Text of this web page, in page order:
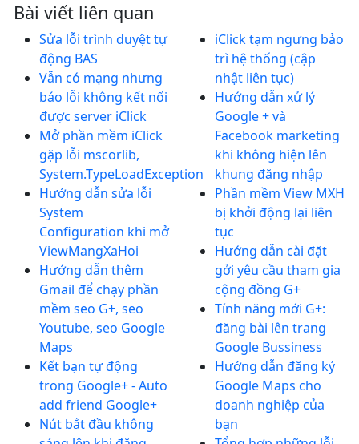
Bài viết liên quan
Sửa lỗi trình duyệt tự
động BAS
Vẫn có mạng nhưng
báo lỗi không kết nối
được server iClick
Mở phần mềm iClick
gặp lỗi mscorlib,
System.TypeLoadException
Hướng dẫn sửa lỗi
System
Configuration khi mở
ViewMangXaHoi
Hướng dẫn thêm
Gmail để chạy phần
mềm seo G+, seo
Youtube, seo Google
Maps
Kết bạn tự động
trong Google+ - Auto
add friend Google+
Nút bắt đầu không
iClick tạm ngưng bảo
trì hệ thống (cập
nhật liên tục)
Hướng dẫn xử lý
Google + và
Facebook marketing
khi không hiện lên
khung đăng nhập
Phần mềm View MXH
bị khởi động lại liên
tục
Hướng dẫn cài đặt
gởi yêu cầu tham gia
cộng đồng G+
Tính năng mới G+:
đăng bài lên trang
Google Bussiness
Hướng dẫn đăng ký
Google Maps cho
doanh nghiệp của
bạn